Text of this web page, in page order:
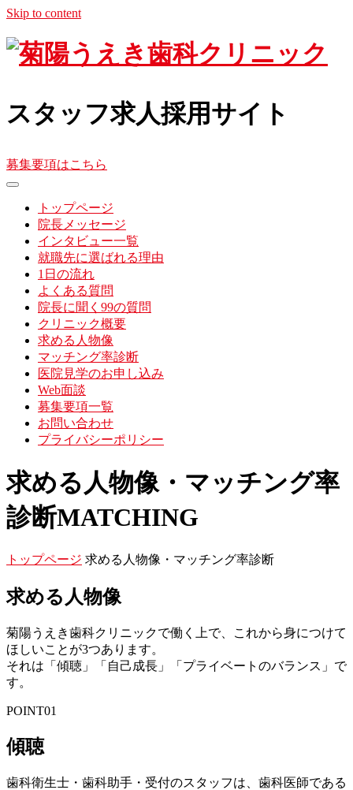
Skip to content
スタッフ求人採用サイト
募集要項はこちら
toggle
navigationトップページ
院長メッセージ
インタビュー一覧
就職先に選ばれる理由
1日の流れ
よくある質問
院長に聞く99の質問
クリニック概要
求める人物像
マッチング率診断
医院見学のお申し込み
Web面談
募集要項一覧
お問い合わせ
プライバシーポリシー
求める人物像・マッチング率
診断MATCHING
トップページ 求める人物像・マッチング率診断
求める人物像
菊陽うえき歯科クリニックで働く上で、これから身につけて
ほしいことが3つあります。
それは「傾聴」「自己成長」「プライベートのバランス」で
す。
POINT01
傾聴
歯科衛生士・歯科助手・受付のスタッフは、歯科医師である